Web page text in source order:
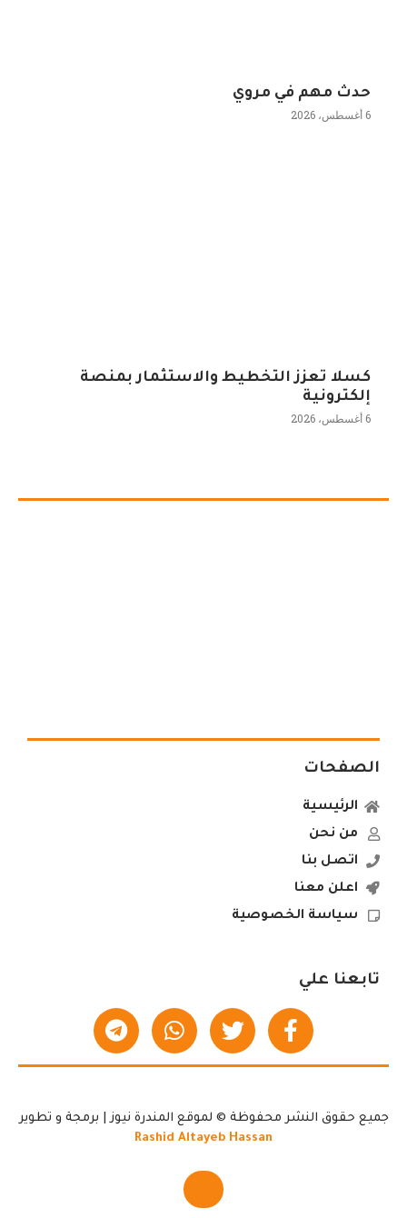
حدث مهم في مروي
6 أغسطس، 2026
كسلا تعزز التخطيط والاستثمار بمنصة
إلكترونية
6 أغسطس، 2026
الصفحات
الرئيسية
من نحن
اتصل بنا
اعلن معنا
سياسة الخصوصية
تابعنا علي
جميع حقوق النشر محفوظة © لموقع المندرة نيوز | برمجة و تطوير
Rashid Altayeb Hassan